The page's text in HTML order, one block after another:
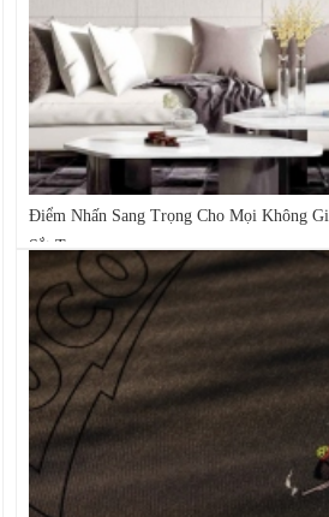
Điểm Nhấn Sang Trọng Cho Mọi Không
Sắt Treo...